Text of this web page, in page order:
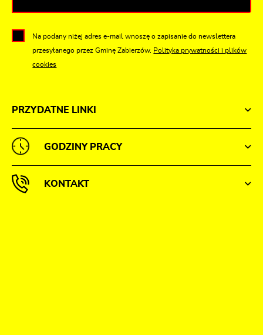
PRZYDATNE LINKI
Na podany niżej adres e-mail wnoszę o zapisanie do newslettera
przesyłanego przez Gminę Zabierzów. Polityka prywatności i plików
cookies
GODZINY PRACY
KONTAKT